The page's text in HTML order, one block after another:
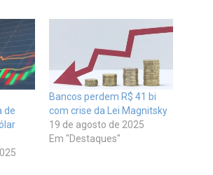
de
Bancos perdem R$ 41 bi
com crise da Lei Magnitsky
19 de agosto de 2025
Em "Destaques"